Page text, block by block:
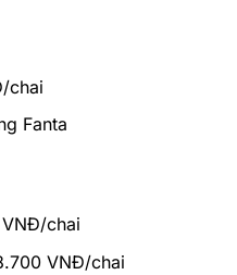
chai
Fanta
chai
VNĐ/chai